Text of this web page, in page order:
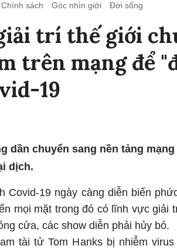
Chính sách Góc nhìn giới Đời sống
trí thế giới
trên mạng để
19
dần chuyển sang nền tảng
dịch.
Covid-19 ngày càng diễn biến
mọi mặt trong đó có lĩnh vực giải
cửa, các show diễn phải hủy bỏ.
tài tử Tom Hanks bị nhiễm